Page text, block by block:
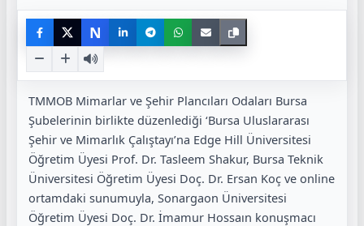
N
TMMOB Mimarlar ve Şehir Plancıları Odaları Bursa
Şubelerinin birlikte düzenlediği ‘Bursa Uluslararası
Şehir ve Mimarlık Çalıştayı’na Edge Hill Üniversitesi
Öğretim Üyesi Prof. Dr. Tasleem Shakur, Bursa Teknik
Üniversitesi Öğretim Üyesi Doç. Dr. Ersan Koç ve online
ortamdaki sunumuyla, Sonargaon Üniversitesi
Öğretim Üyesi Doç. Dr. İmamur Hossaın konuşmacı